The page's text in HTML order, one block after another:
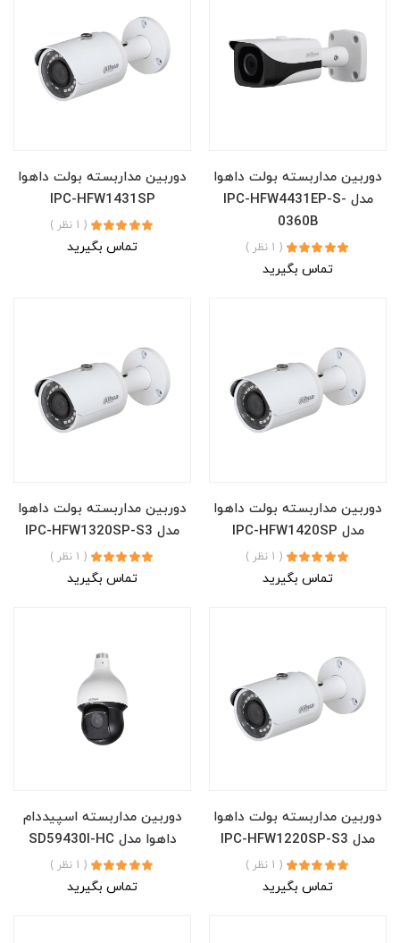
دوربین مداربسته بولت داهوا
مدل IPC-HFW4431EP-S-
0360B
( 1 نظر )
تماس بگیرید
دوربین مداربسته بولت داهوا
IPC-HFW1431SP
( 1 نظر )
تماس بگیرید
دوربین مداربسته بولت داهوا
مدل IPC-HFW1420SP
( 1 نظر )
تماس بگیرید
دوربین مداربسته بولت داهوا
مدل IPC-HFW1320SP-S3
( 1 نظر )
تماس بگیرید
دوربین مداربسته بولت داهوا
مدل IPC-HFW1220SP-S3
( 1 نظر )
تماس بگیرید
دوربین مداربسته اسپیددام
داهوا مدل SD59430I-HC
( 1 نظر )
تماس بگیرید